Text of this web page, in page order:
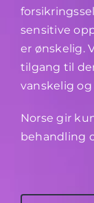
sensitive
er ønskelig.
tilgang til
vanskelig
Norse gir
behandling